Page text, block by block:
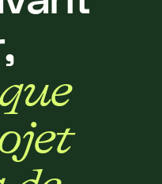
,
que
jet